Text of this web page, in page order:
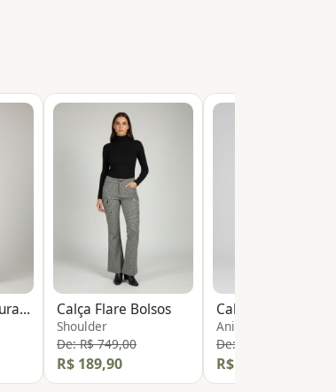
Calça Jeans Cintura Baixa Calça Flare Bolsos
Shoulder
De: R$ 749,00
R$ 189,90
Animale
De: R$ 1.198,00
R$ 139,90